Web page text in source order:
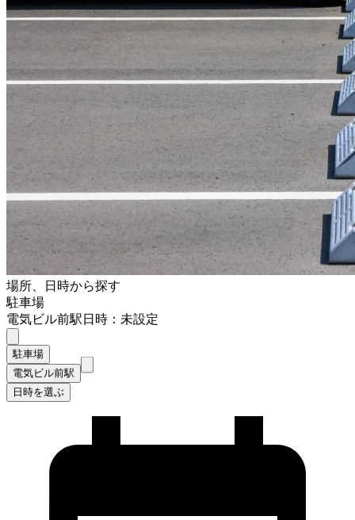
場所、日時から探す
駐車場
電気ビル前駅日時：未設定
駐車場
電気ビル前駅
日時を選ぶ